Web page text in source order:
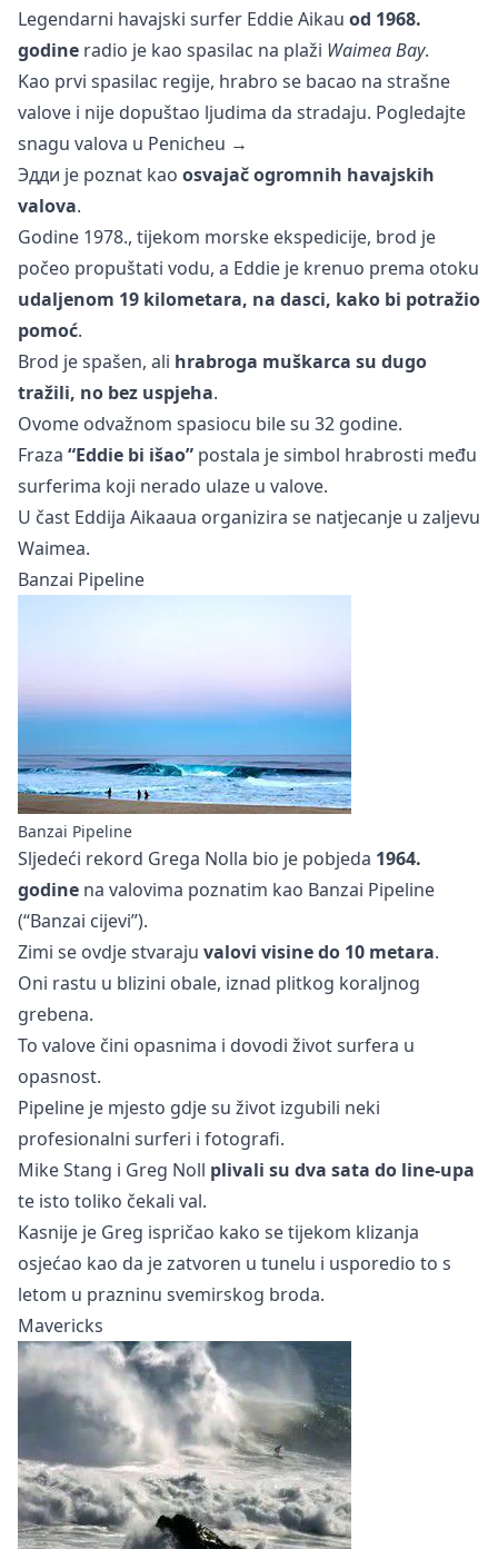
Legendarni havajski surfer Eddie Aikau od 1968.
godine radio je kao spasilac na plaži Waimea Bay.
Kao prvi spasilac regije, hrabro se bacao na strašne
valove i nije dopuštao ljudima da stradaju. Pogledajte
snagu valova u Penicheu →
Эдди je poznat kao osvajač ogromnih havajskih
valova.
Godine 1978., tijekom morske ekspedicije, brod je
počeo propuštati vodu, a Eddie je krenuo prema otoku
udaljenom 19 kilometara, na dasci, kako bi potražio
pomoć.
Brod je spašen, ali hrabroga muškarca su dugo
tražili, no bez uspjeha.
Ovome odvažnom spasiocu bile su 32 godine.
Fraza “Eddie bi išao” postala je simbol hrabrosti među
surferima koji nerado ulaze u valove.
U čast Eddija Aikaaua organizira se natjecanje u zaljevu
Waimea.
Banzai Pipeline
Banzai Pipeline
Sljedeći rekord Grega Nolla bio je pobjeda 1964.
godine na valovima poznatim kao Banzai Pipeline
(“Banzai cijevi”).
Zimi se ovdje stvaraju valovi visine do 10 metara.
Oni rastu u blizini obale, iznad plitkog koraljnog
grebena.
To valove čini opasnima i dovodi život surfera u
opasnost.
Pipeline je mjesto gdje su život izgubili neki
profesionalni surferi i fotografi.
Mike Stang i Greg Noll plivali su dva sata do line-upa
te isto toliko čekali val.
Kasnije je Greg ispričao kako se tijekom klizanja
osjećao kao da je zatvoren u tunelu i usporedio to s
letom u prazninu svemirskog broda.
Mavericks